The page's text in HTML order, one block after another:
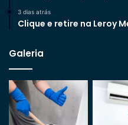
3 dias atrás
Clique e retire na Leroy
Galeria